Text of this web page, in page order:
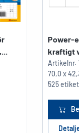
Power-
kraftigt
Artikelnr.
70,0 x
525